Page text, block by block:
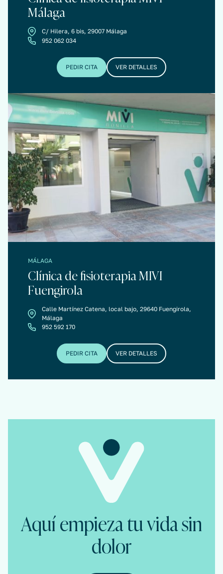
Málaga
C/ Hilera, 6 bis, 29007 Málaga
952 062 034
PEDIR CITA VER DETALLES
MÁLAGA
Clínica de fisioterapia MIVI
Fuengirola
Calle Martínez Catena, local bajo, 29640 Fuengirola,
Málaga
952 592 170
PEDIR CITA VER DETALLES
Aquí empieza tu vida sin
dolor